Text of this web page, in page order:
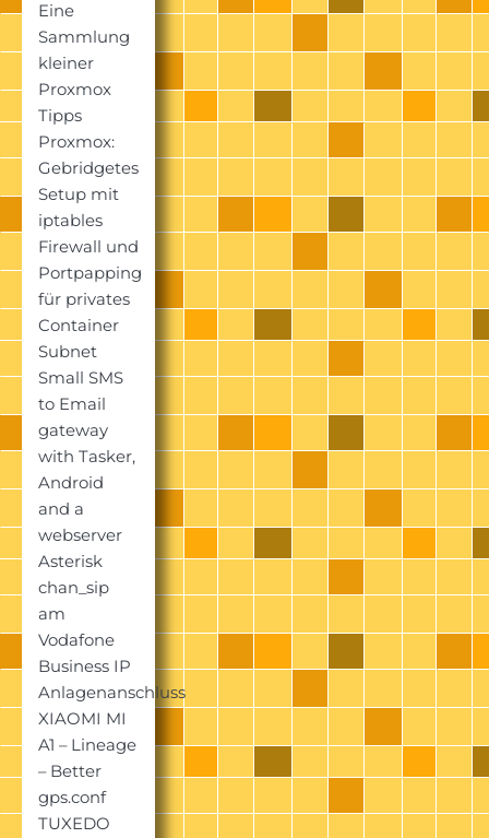
Eine
Sammlung
kleiner
Proxmox
Tipps
Proxmox:
Gebridgetes
Setup mit
iptables
Firewall und
Portpapping
für privates
Container
Subnet
Small SMS
to Email
gateway
with Tasker,
Android
and a
webserver
Asterisk
chan_sip
am
Vodafone
Business IP
Anlagenanschluss
XIAOMI MI
A1 – Lineage
– Better
gps.conf
TUXEDO